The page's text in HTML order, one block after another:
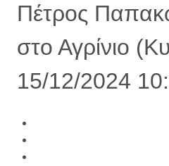
Πέτρος
στο Αγρίνιο
15/12/2024